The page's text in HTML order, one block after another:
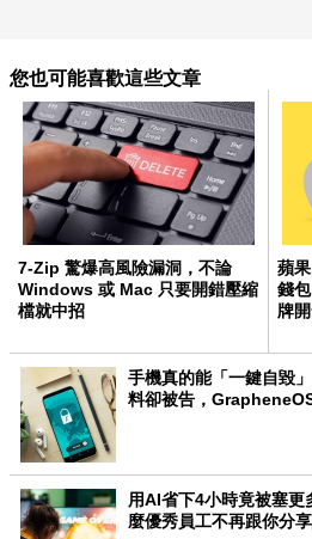
您也可能喜歡這些文章
7-Zip 驚爆高風險漏洞，不論
Windows 或 Mac 只要開錯壓縮
檔就中招
蘋
錢
牌
手機真的能「一鍵自毀
料卻被告，
用AI省下4小時竟被塞更
麼優秀員工不再跟你分